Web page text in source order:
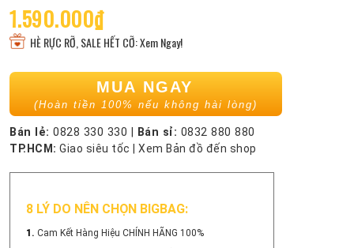
1.590.000₫
HÈ RỰC RỠ, SALE HẾT CỠ: Xem Ngay!
MUA NGAY
(Hoàn tiền 100% nếu không hài lòng)
Bán lẻ: 0828 330 330 Bán sỉ: 0832 880 880
TP.HCM: Giao siêu tốc Xem Bản đồ đến shop
8 LÝ DO NÊN CHỌN BIGBAG:
1. Cam Kết Hàng Hiệu CHÍNH HÃNG 100%